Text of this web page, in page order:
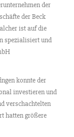
der
der Beck
ist auf die
spezialisiert und
konnte der
investieren und
verschachtelten
hatten größere